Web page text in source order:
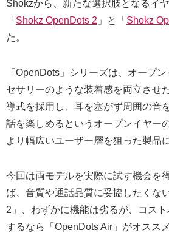
Shokzから、新たな選択肢となるイ
「 Shokz OpenDots 2 」と「 Shokz
た。
「OpenDots」シリーズは、オープ
セサリーのような装着感を両立させ
導式を採用し、耳を塞がず周囲の音
話を楽しめるというオープンイヤー
より幅広いユーザー層を狙った製品
今回は両モデルを実際に試す機会を
ば、音質や通話品質に妥協したくな
2」、わずかに機能は劣るが、コス
するなら「OpenDots Air」がオススメ